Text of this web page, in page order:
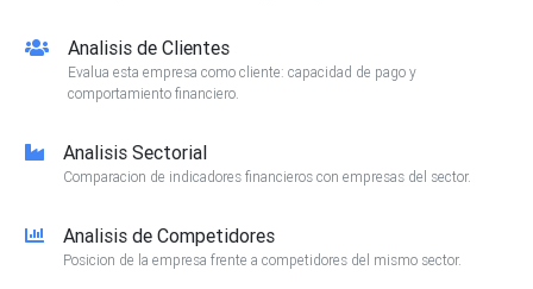
Analisis de Clientes
Evalua esta empresa como cliente: capacidad de pago y
comportamiento financiero.
Analisis Sectorial
Comparacion de indicadores financieros con empresas del sector.
Analisis de Competidores
Posicion de la empresa frente a competidores del mismo sector.